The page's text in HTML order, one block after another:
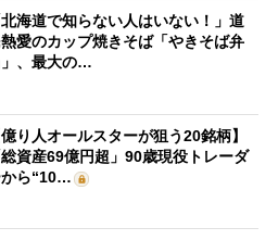
北海道で知らない人はいない！」道
熱愛のカップ焼きそば「やきそば弁
」、最大の…
億り人オールスターが狙う20銘柄】
総資産69億円超」90歳現役トレーダ
から“10…